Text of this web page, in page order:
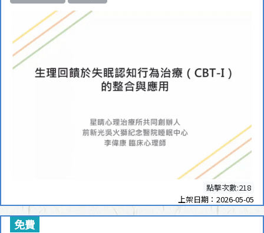
點擊次數:218
上架日期：2026-05-05
免費